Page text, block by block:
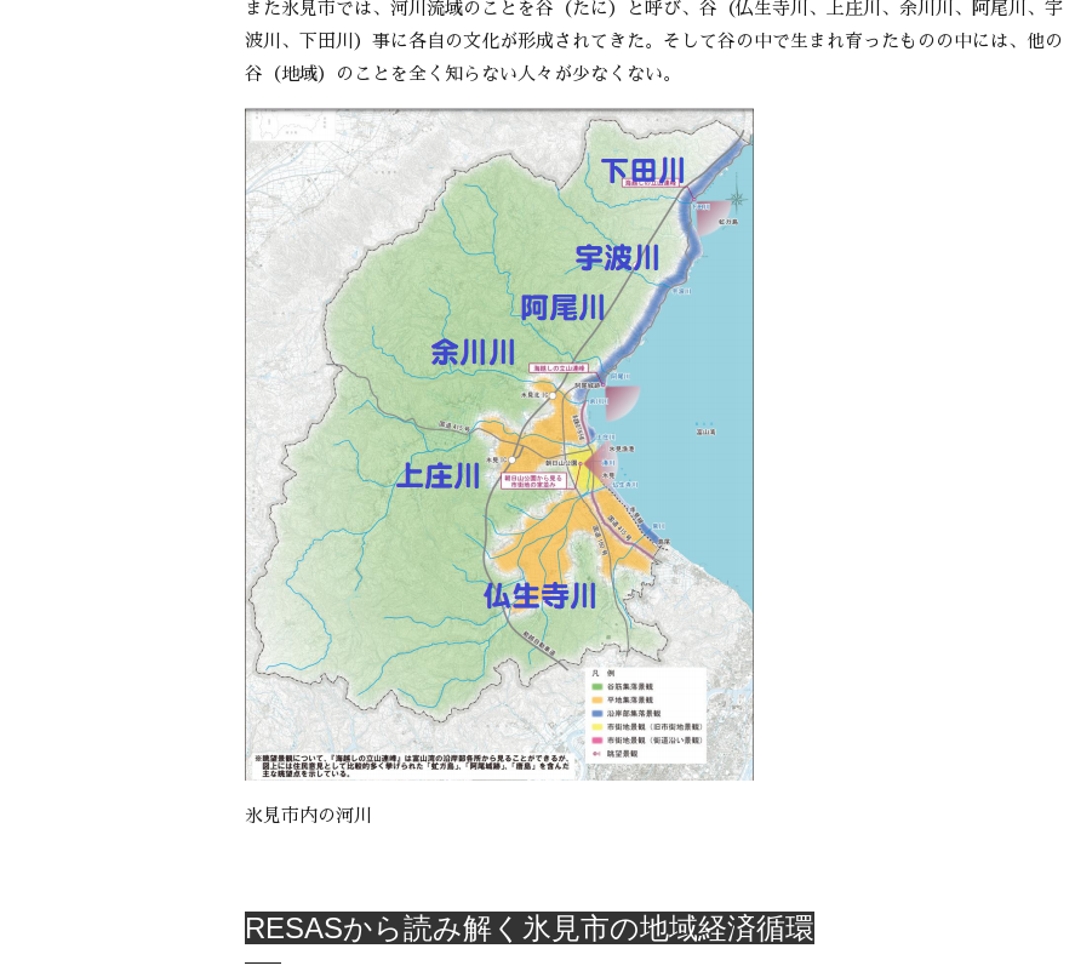
また氷見市では、河川流域のことを谷（たに）と呼び、谷（仏生寺川、上庄川、余川川、阿尾川、宇
波川、下田川）事に各自の文化が形成されてきた。そして谷の中で生まれ育ったものの中には、他の
谷（地域）のことを全く知らない人々が少なくない。
氷見市内の河川
RESASから読み解く氷見市の地域経済循環